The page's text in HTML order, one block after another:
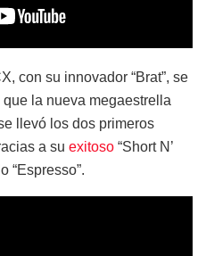
con su innovador “Brat”, se
la nueva megaestrella
llevó los dos primeros
a su exitoso “Short N’
“Espresso”.